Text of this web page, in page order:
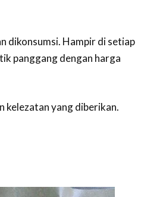
dikonsumsi. Hampir di setiap
panggang dengan harga
kelezatan yang diberikan.